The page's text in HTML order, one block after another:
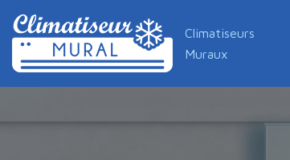
Climatiseurs
Muraux